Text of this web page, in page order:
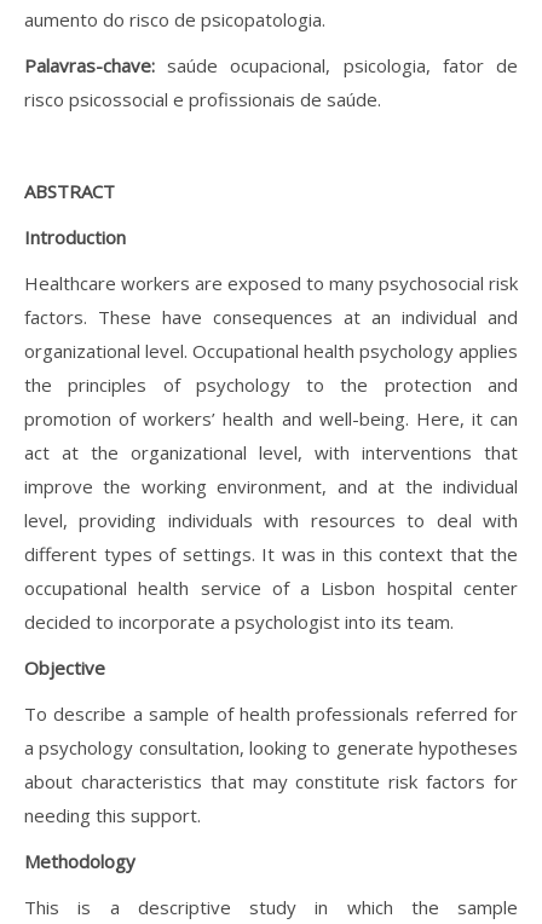
aumento do risco de psicopatologia.
Palavras-chave: saúde ocupacional, psicologia, fator de
risco psicossocial e profissionais de saúde.
ABSTRACT
Introduction
Healthcare workers are exposed to many psychosocial risk
factors. These have consequences at an individual and
organizational level. Occupational health psychology applies
the principles of psychology to the protection and
promotion of workers’ health and well-being. Here, it can
act at the organizational level, with interventions that
improve the working environment, and at the individual
level, providing individuals with resources to deal with
different types of settings. It was in this context that the
occupational health service of a Lisbon hospital center
decided to incorporate a psychologist into its team.
Objective
To describe a sample of health professionals referred for
a psychology consultation, looking to generate hypotheses
about characteristics that may constitute risk factors for
needing this support.
Methodology
This is a descriptive study in which the sample